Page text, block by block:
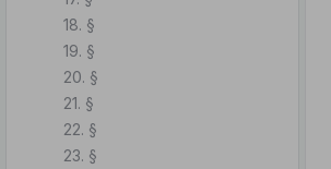
18. §
19. §
20. §
21. §
22. §
23. §